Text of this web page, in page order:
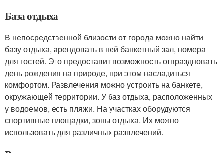
База отдыха
В непосредственной близости от города можно найти
базу отдыха, арендовать в ней банкетный зал, номера
для гостей. Это предоставит возможность отпраздновать
день рождения на природе, при этом насладиться
комфортом. Развлечения можно устроить на банкете,
окружающей территории. У баз отдыха, расположенных
у водоемов, есть пляжи. На участках оборудуются
спортивные площадки, зоны отдыха. Их можно
использовать для различных развлечений.